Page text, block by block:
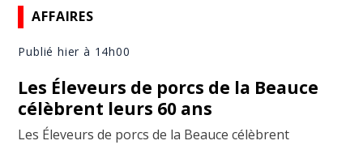
AFFAIRES
Publié hier à 14h00
Les Éleveurs de porcs de la Beauce
célèbrent leurs 60 ans
Les Éleveurs de porcs de la Beauce célèbrent